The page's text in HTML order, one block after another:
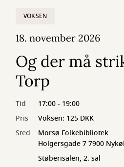
VOKSEN
18. november 2026
Og der må
Torp
Tid
17:00 - 19:00
Pris
Voksen: 125 DKK
Sted
Morsø Folkebibliotek
Holgersgade 7 7900
Støberisalen, 2. sal